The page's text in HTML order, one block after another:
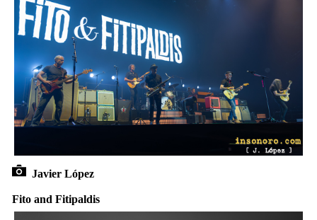
Javier López
Fito and Fitipaldis